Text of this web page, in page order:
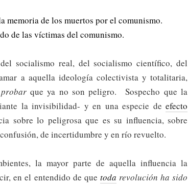
memoria de los muertos por el comunismo.
de las víctimas del comunismo.
socialismo real, del socialismo científico, del
a aquella ideología colectivista y totalitaria,
probarque ya no son peligro. Sospecho que la
la invisibilidad- y en una especie de efecto
sobre lo peligrosa que es su influencia, sobre
de incertidumbre y en río revuelto.
la mayor parte de aquella influencia la
en el entendido de que toda revolución ha sido